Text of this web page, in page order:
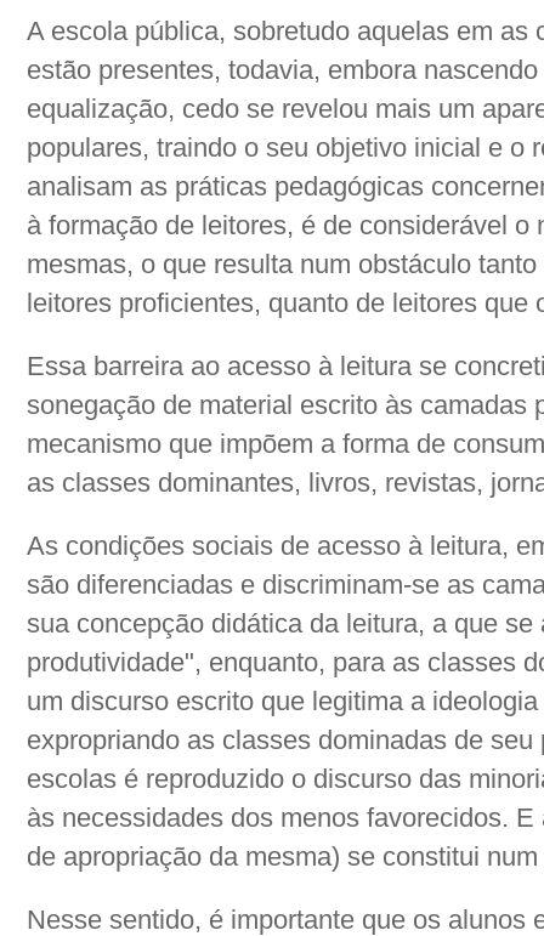
A escola pública, sobretudo aquelas em as
estão presentes, todavia, embora
equalização, cedo se revelou mais um
populares, traindo o seu objetivo inicial e o
analisam as práticas pedagógicas
à formação de leitores, é de considerável o
mesmas, o que resulta num obstáculo
leitores proficientes, quanto de leitores que
Essa barreira ao acesso à leitura se
sonegação de material escrito às camadas
mecanismo que impõem a forma de
as classes dominantes, livros, revistas,
As condições sociais de acesso à leitura,
são diferenciadas e discriminam-se as
sua concepção didática da leitura, a que
produtividade", enquanto, para as classes
um discurso escrito que legitima a
expropriando as classes dominadas de
escolas é reproduzido o discurso das
às necessidades dos menos favorecidos.
de apropriação da mesma) se constitui
Nesse sentido, é importante que os alunos